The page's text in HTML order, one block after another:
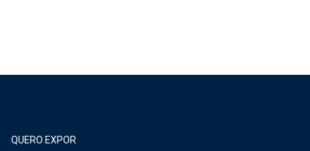
QUERO EXPOR